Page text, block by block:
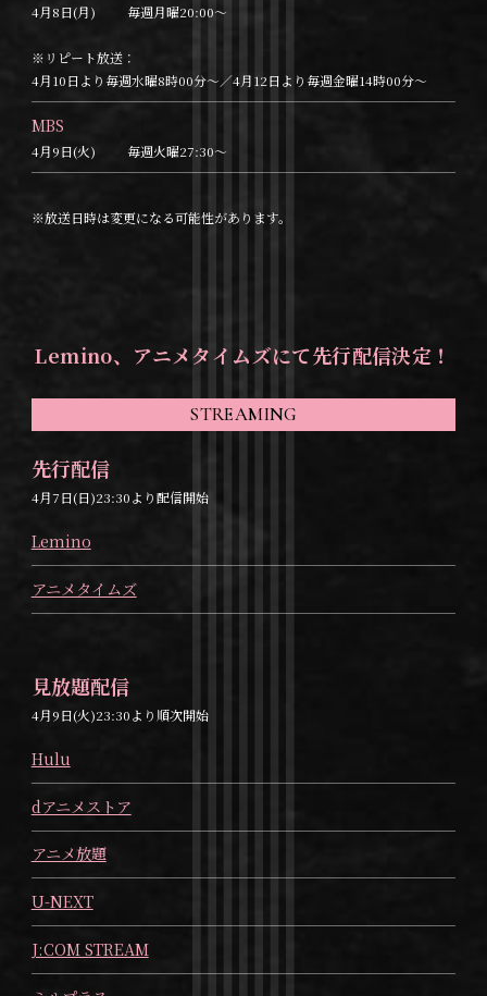
4月8日(月) 毎週月曜20:00～
※リピート放送：
4月10日より毎週水曜8時00分～／4月12日より毎週金曜14時00分～
MBS
4月9日(火) 毎週火曜27:30～
※放送日時は変更になる可能性があります。
Lemino、アニメタイムズにて先行配信決定！
STREAMING
先行配信
4月7日(日)23:30より配信開始
Lemino
アニメタイムズ
見放題配信
4月9日(火)23:30より順次開始
Hulu
dアニメストア
アニメ放題
U-NEXT
J:COM STREAM